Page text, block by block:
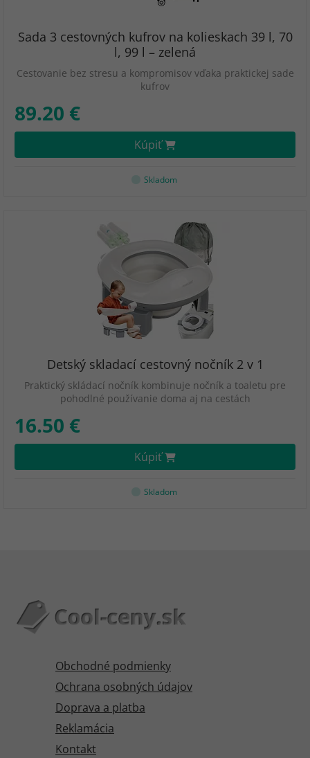
Sada 3 cestovných kufrov na kolieskach 39 l, 70
l, 99 l – zelená
Cestovanie bez stresu a kompromisov vďaka praktickej sade
kufrov
89.20 €
Kúpiť
Skladom
Detský skladací cestovný nočník 2 v 1
Praktický skládací nočník kombinuje nočník a toaletu pre
pohodlné používanie doma aj na cestách
16.50 €
Kúpiť
Skladom
Obchodné podmienky
Ochrana osobných údajov
Doprava a platba
Reklamácia
Kontakt